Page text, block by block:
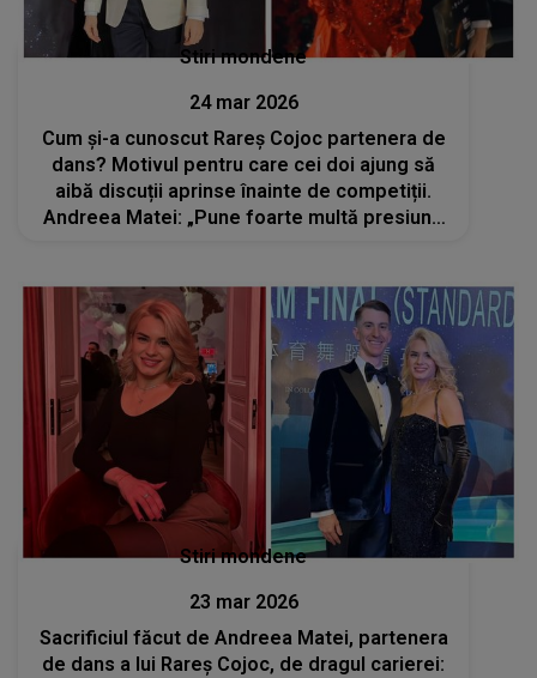
Stiri mondene
24 mar 2026
Cum și-a cunoscut Rareș Cojoc partenera de
dans? Motivul pentru care cei doi ajung să
aibă discuții aprinse înainte de competiții.
Andreea Matei: „Pune foarte multă presiune
Stiri mondene
23 mar 2026
Sacrificiul făcut de Andreea Matei, partenera
de dans a lui Rareș Cojoc, de dragul carierei: